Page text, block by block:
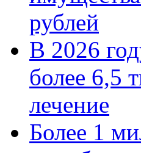
рублей
В 2026
более 6,5
лечение
Более 1